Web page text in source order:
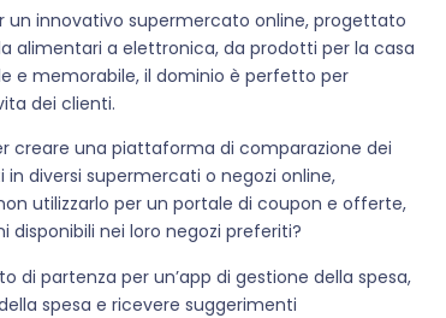
un innovativo supermercato online, progettato
alimentari a elettronica, da prodotti per la casa
e memorabile, il dominio è perfetto per
dei clienti.
creare una piattaforma di comparazione dei
diversi supermercati o negozi online,
utilizzarlo per un portale di coupon e offerte,
nei loro negozi preferiti?
partenza per un’app di gestione della spesa,
spesa e ricevere suggerimenti